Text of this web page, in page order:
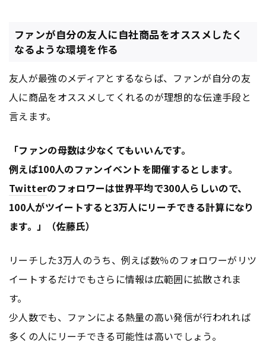
ファンが自分の友人に自社商品をオススメしたく
なるような環境を作る
友人が最強のメディアとするならば、ファンが自分の友
人に商品をオススメしてくれるのが理想的な伝達手段と
言えます。
「ファンの母数は少なくてもいいんです。
例えば100人のファンイベントを開催するとします。
Twitterのフォロワーは世界平均で300人らしいので、
100人がツイートすると3万人にリーチできる計算になり
ます。」（佐藤氏）
リーチした3万人のうち、例えば数％のフォロワーがリツ
イートするだけでもさらに情報は広範囲に拡散されま
す。
少人数でも、ファンによる熱量の高い発信が行われれば
多くの人にリーチできる可能性は高いでしょう。